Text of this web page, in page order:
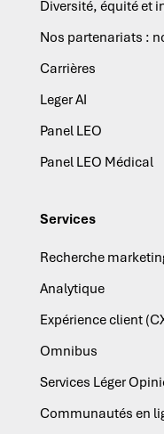
Diversité, équité et
Nos partenariats :
Carrières
Leger AI
Panel LEO
Panel LEO Médical
Services
Recherche
Analytique
Expérience client
Omnibus
Services Léger
Communautés en